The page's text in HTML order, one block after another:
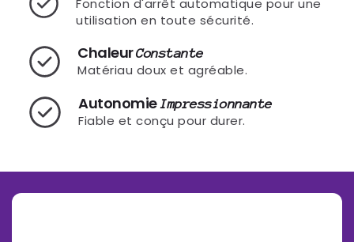
Fonction d'arrêt automatique pour une
utilisation en toute sécurité.
ChaleurConstante
Matériau doux et agréable.
AutonomieImpressionnante
Fiable et conçu pour durer.